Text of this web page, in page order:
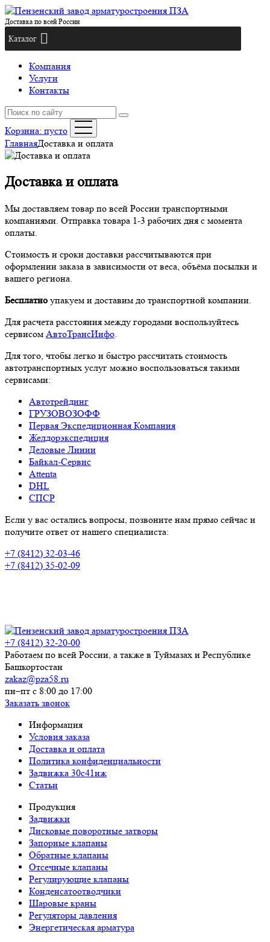
Доставка по всей России
Каталог
Компания
Услуги
Контакты
Корзина: пусто
ГлавнаяДоставка и оплата
Доставка и оплата
Мы доставляем товар по всей России транспортными
компаниями. Отправка товара 1-3 рабочих дня с момента
оплаты.
Стоимость и сроки доставки рассчитываются при
оформлении заказа в зависимости от веса, объёма посылки и
вашего региона.
Бесплатно упакуем и доставим до транспортной компании.
Для расчета расстояния между городами воспользуйтесь
сервисом АвтоТрансИнфо.
Для того, чтобы легко и быстро рассчитать стоимость
автотранспортных услуг можно воспользоваться такими
сервисами:
Автотрейдинг
ГРУЗОВОЗОФФ
Первая Экспедиционная Компания
Желдорэкспедиция
Деловые Линии
Байкал-Сервис
Attenta
DHL
СПСР
Если у вас остались вопросы, позвоните нам прямо сейчас и
получите ответ от нашего специалиста:
+7 (8412) 32-03-46
+7 (8412) 35-02-09
+7 (8412) 32-20-00
Работаем по всей России, а также в Туймазах и Республике
Башкортостан
zakaz@pza58.ru
пн–пт с 8:00 до 17:00
Заказать звонок
Информация
Условия заказа
Доставка и оплата
Политика конфиденциальности
Задвижка 30с41нж
Статьи
Продукция
Задвижки
Дисковые поворотные затворы
Запорные клапаны
Обратные клапаны
Отсечные клапаны
Регулирующие клапаны
Конденсатоотводчики
Шаровые краны
Регуляторы давления
Энергетическая арматура